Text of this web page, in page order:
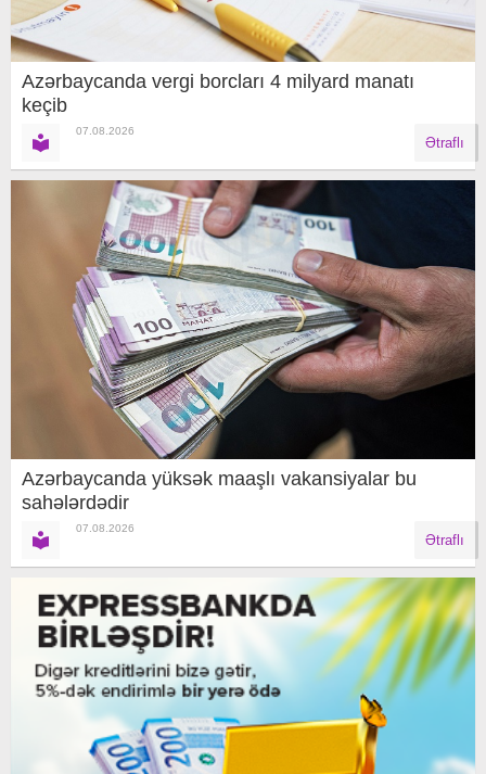
Azərbaycanda vergi borcları 4 milyard manatı
keçib
07.08.2026
Ətraflı
Azərbaycanda yüksək maaşlı vakansiyalar bu
sahələrdədir
07.08.2026
Ətraflı